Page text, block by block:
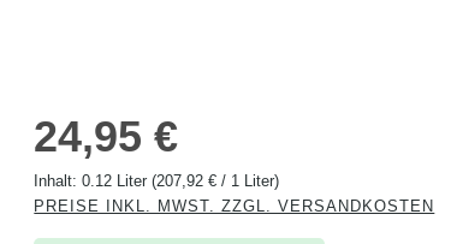
24,95 €
Inhalt:0.12 Liter(207,92 € / 1 Liter)
PREISE INKL. MWST. ZZGL. VERSANDKOSTEN